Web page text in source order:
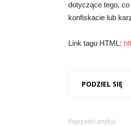
dotyczące tego,
konfiskacie lub
Link tagu HTML:
PODZIEL SIĘ
Poprzedni artykuł